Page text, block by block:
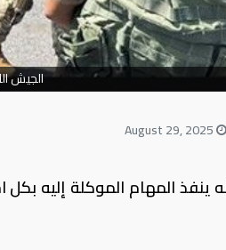
الجيش
ينفذ المهام الموكلة إليه